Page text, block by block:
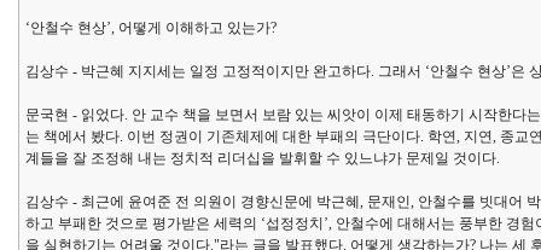
‘안철수 현상’, 어떻게 이해하고 있는가?
김상수 - 박근혜 지지세는 일정 고정적이지만 완고하다. 그래서 ‘안철수 현상’은
문국현 - 읽었다. 안 교수 책을 보면서 보람 있는 씨앗이 이제 태동하기 시작한
는 책에서 봤다. 이번 정권이 기존체제에 대한 부패의 극단이다. 학연, 지연, 종
계들을 잘 조정해 내는 정치적 리더십을 발휘할 수 있느냐가 문제일 것이다.
김상수 - 최근에 윤여준 전 의원이 경향신문에 박근혜, 문재인, 안철수를 빗대어
하고 부패한 것으로 평가받은 세력의 ‘섭정정치’, 안철수에 대해서는 풍부한 경
을 실현하기는 어려울 것이다."라는 글을 발표했다. 어떻게 생각하는가? 나는 세